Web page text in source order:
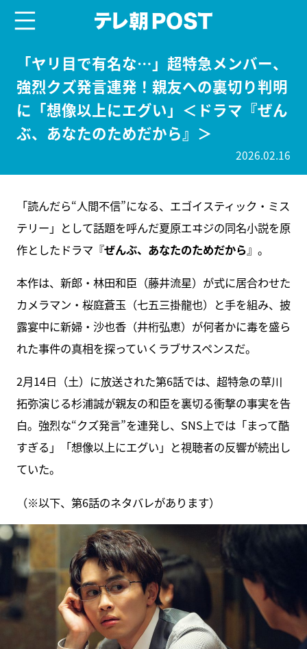
「ヤリ目で有名な…」超特急メンバー、
強烈クズ発言連発！親友への裏切り判明
に「想像以上にエグい」＜ドラマ『ぜん
ぶ、あなたのためだから』＞
2026.02.16
「読んだら“人間不信”になる、エゴイスティック・ミス
テリー」として話題を呼んだ夏原エヰジの同名小説を原
作としたドラマ『ぜんぶ、あなたのためだから』。
本作は、新郎・林田和臣（藤井流星）が式に居合わせた
カメラマン・桜庭蒼玉（七五三掛龍也）と手を組み、披
露宴中に新婦・沙也香（井桁弘恵）が何者かに毒を盛ら
れた事件の真相を探っていくラブサスペンスだ。
2月14日（土）に放送された第6話では、超特急の草川
拓弥演じる杉浦誠が親友の和臣を裏切る衝撃の事実を告
白。強烈な“クズ発言”を連発し、SNS上では「まって酷
すぎる」「想像以上にエグい」と視聴者の反響が続出し
ていた。
（※以下、第6話のネタバレがあります）